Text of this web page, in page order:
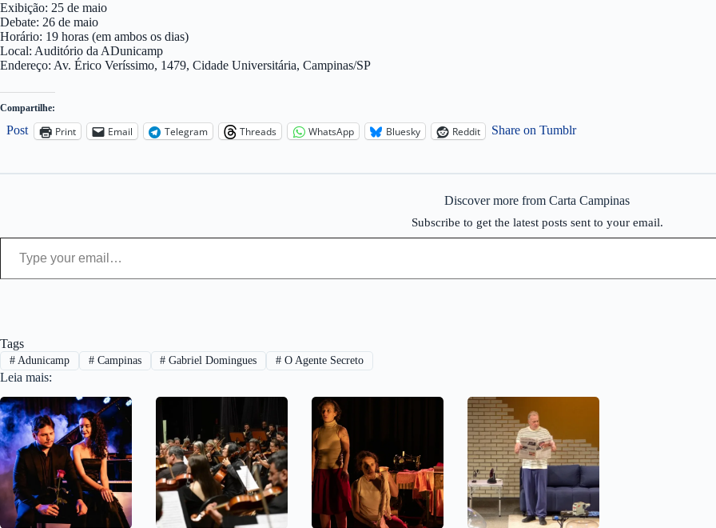
Exibição: 25 de maio
Debate: 26 de maio
Horário: 19 horas (em ambos os dias)
Local: Auditório da ADunicamp
Endereço: Av. Érico Veríssimo, 1479, Cidade Universitária, Campinas/SP
Compartilhe:
Post Print Email Telegram Threads WhatsApp Bluesky Reddit Share on Tumblr
Discover more from Carta Campinas
Subscribe to get the latest posts sent to your email.
Type your email…
Tags
#Adunicamp #Campinas # Gabriel Domingues # O Agente Secreto
Leia mais: